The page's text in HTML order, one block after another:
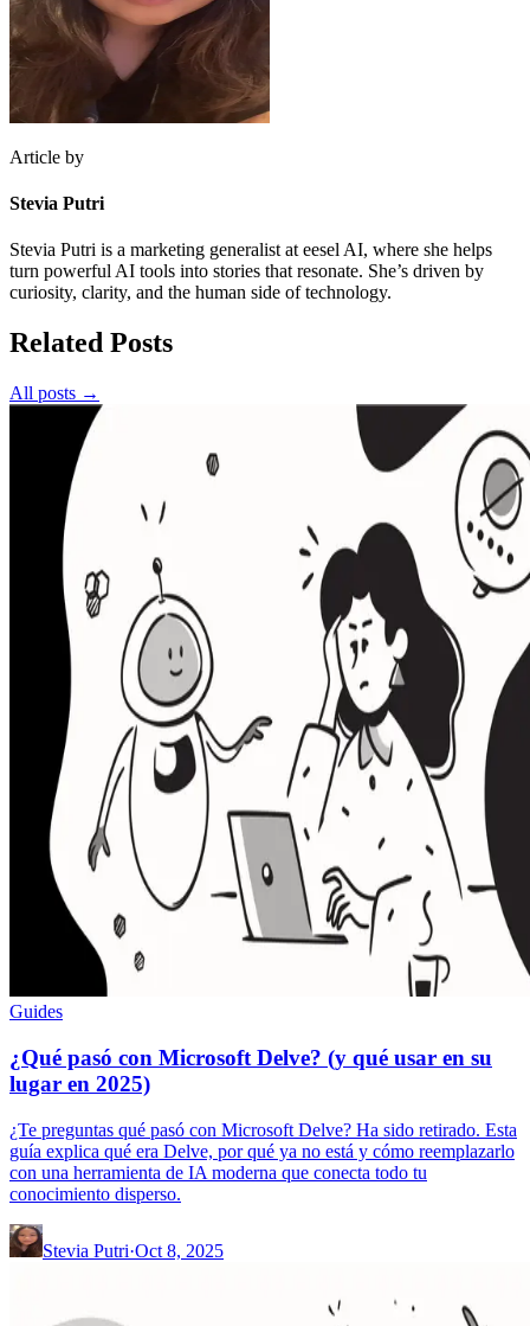
Article by
Stevia Putri
Stevia Putri is a marketing generalist at eesel AI, where she helps
turn powerful AI tools into stories that resonate. She’s driven by
curiosity, clarity, and the human side of technology.
Related Posts
All posts →
Guides
¿Qué pasó con Microsoft Delve? (y qué usar en su
lugar en 2025)
¿Te preguntas qué pasó con Microsoft Delve? Ha sido retirado. Esta
guía explica qué era Delve, por qué ya no está y cómo reemplazarlo
con una herramienta de IA moderna que conecta todo tu
conocimiento disperso.
Stevia Putri·Oct 8, 2025